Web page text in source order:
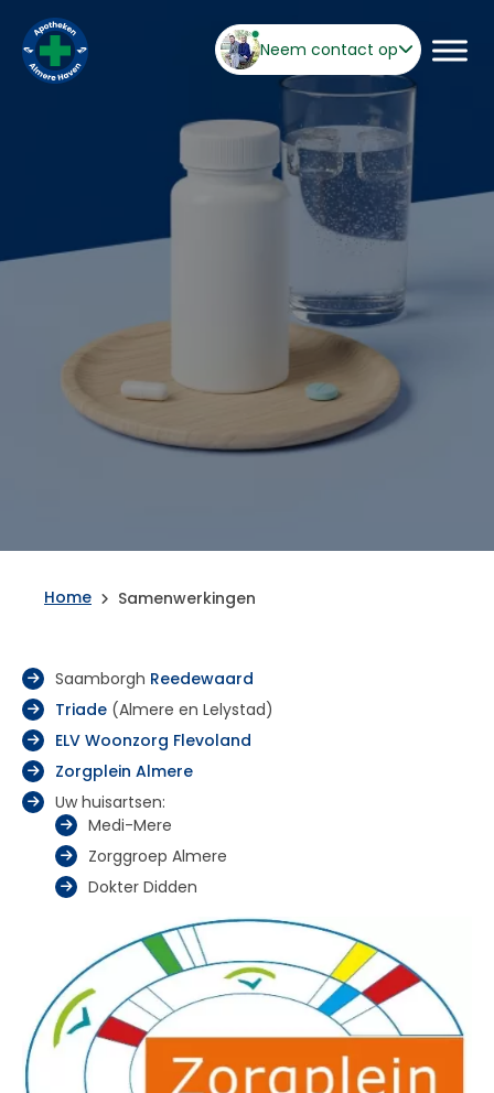
Neem contact op
Home Samenwerkingen
Saamborgh Reedewaard
Triade (Almere en Lelystad)
ELV Woonzorg Flevoland
Zorgplein Almere
Uw huisartsen:
Medi-Mere
Zorggroep Almere
Dokter Didden